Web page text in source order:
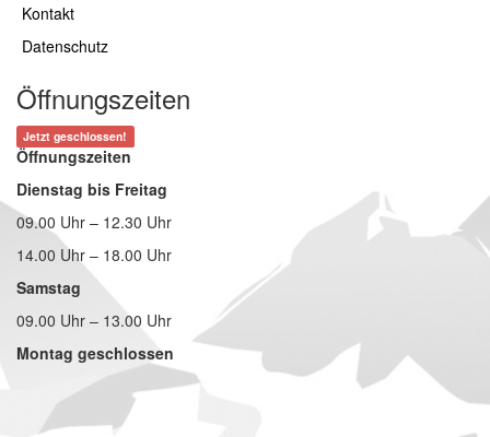
Kontakt
Datenschutz
Öffnungszeiten
Jetzt geschlossen!
Öffnungszeiten
Dienstag bis Freitag
09.00 Uhr – 12.30 Uhr
14.00 Uhr – 18.00 Uhr
Samstag
09.00 Uhr – 13.00 Uhr
Montag geschlossen